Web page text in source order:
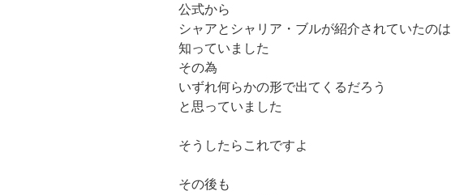
公式から
シャアとシャリア・ブルが紹介されていたのは
知っていました
その為
いずれ何らかの形で出てくるだろう
と思っていました
そうしたらこれですよ
その後も